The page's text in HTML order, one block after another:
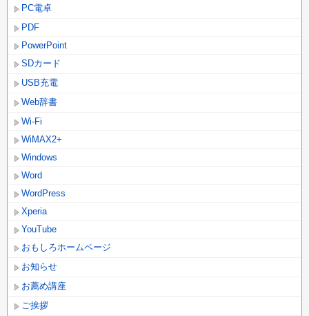
PC電卓
PDF
PowerPoint
SDカード
USB充電
Web辞書
Wi-Fi
WiMAX2+
Windows
Word
WordPress
Xperia
YouTube
おもしろホームページ
お知らせ
お薦め講座
ご挨拶